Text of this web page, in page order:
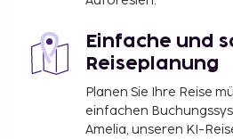
Einfache und
Reiseplanung
Planen Sie Ihre Reise
einfachen
Amelia, unseren KI-